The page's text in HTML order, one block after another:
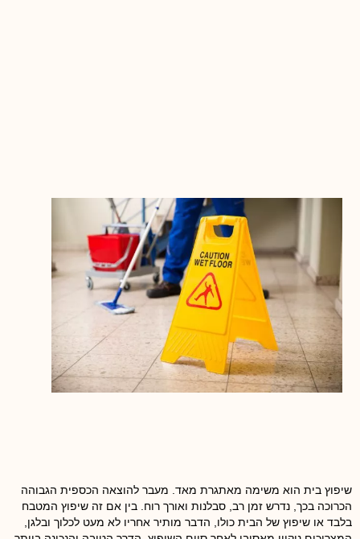
שיפוץ בית הוא משימה מאתגרת מאד. מעבר להוצאה הכספית הגבוהה
הכרוכה בכך, נדרש זמן רב, סבלנות ואורך רוח. בין אם זה שיפוץ המטבח
בלבד או שיפוץ של הבית כולו, הדבר מותיר אחריו לא מעט לכלוך ובלגן,